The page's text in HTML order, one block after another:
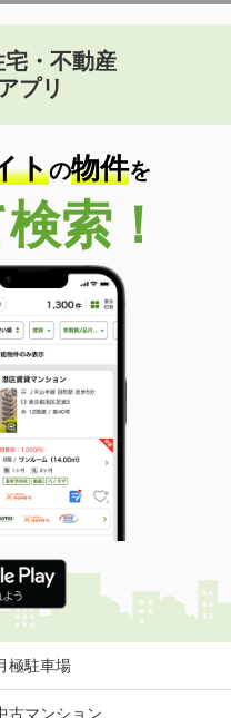
・不動産
アプリ
トの物件を
索！
極駐車場
古マンション